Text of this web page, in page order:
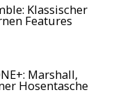
Klassischer
Features
Marshall,
Hosentasche